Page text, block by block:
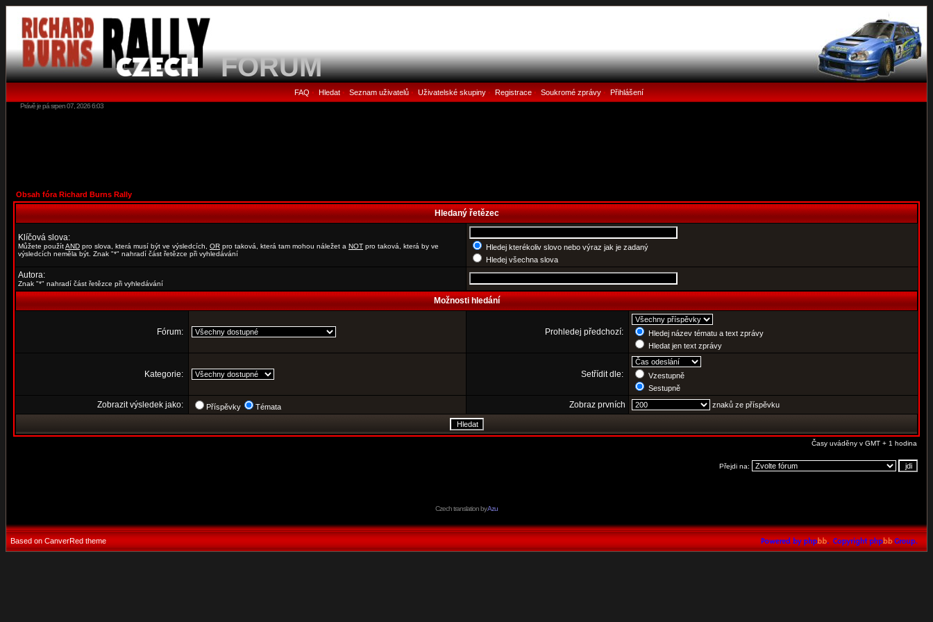
FORUM
FAQ • Hledat• Seznam uživatelů• Uživatelské skupiny• Registrace• Soukromé zprávy• Přihlášení
Právě je pá srpen 07, 2026 6:03
Obsah fóra Richard Burns Rally
Hledaný řetězec
Klíčová slova:
Můžete použítAND pro slova, která musí být ve výsledcích, OR pro taková, která tam mohou náležet a NOT pro taková, která by ve
výsledcích neměla být. Znak "*" nahradí část řetězce při vyhledávání
Hledej kterékoliv slovo nebo výraz jak je zadaný
Hledej všechna slova
Autora:
Znak "*" nahradí část řetězce při vyhledávání
Možnosti hledání
Fórum: Prohledej předchozí:
Hledej název tématu a text zprávy
Hledat jen text zprávy
Kategorie: Setřídit dle:
Vzestupně
Sestupně
Zobrazit výsledek jako: Příspěvky Témata Zobraz prvních znaků ze příspěvku
Časy uváděny v GMT + 1 hodina
Přejdi na:
Czech translation byAzu
Based on CanverRed theme